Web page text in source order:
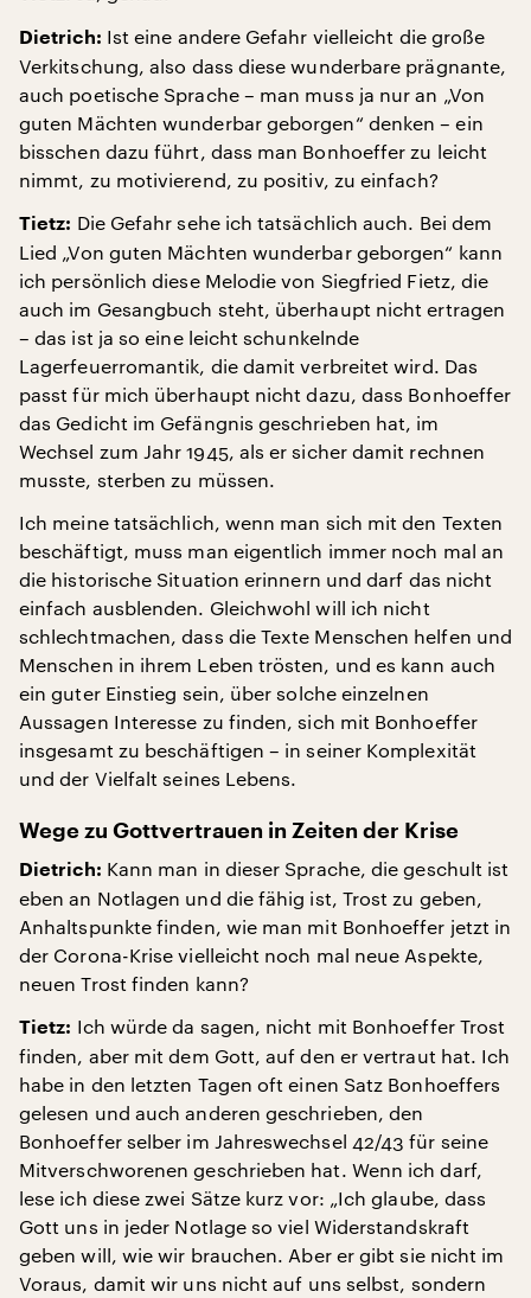
Dietrich: Ist eine andere Gefahr vielleicht die große
Verkitschung, also dass diese wunderbare prägnante,
auch poetische Sprache – man muss ja nur an „Von
guten Mächten wunderbar geborgen“ denken – ein
bisschen dazu führt, dass man Bonhoeffer zu leicht
nimmt, zu motivierend, zu positiv, zu einfach?
Tietz: Die Gefahr sehe ich tatsächlich auch. Bei dem
Lied „Von guten Mächten wunderbar geborgen“ kann
ich persönlich diese Melodie von Siegfried Fietz, die
auch im Gesangbuch steht, überhaupt nicht ertragen
– das ist ja so eine leicht schunkelnde
Lagerfeuerromantik, die damit verbreitet wird. Das
passt für mich überhaupt nicht dazu, dass Bonhoeffer
das Gedicht im Gefängnis geschrieben hat, im
Wechsel zum Jahr 1945, als er sicher damit rechnen
musste, sterben zu müssen.
Ich meine tatsächlich, wenn man sich mit den Texten
beschäftigt, muss man eigentlich immer noch mal an
die historische Situation erinnern und darf das nicht
einfach ausblenden. Gleichwohl will ich nicht
schlechtmachen, dass die Texte Menschen helfen und
Menschen in ihrem Leben trösten, und es kann auch
ein guter Einstieg sein, über solche einzelnen
Aussagen Interesse zu finden, sich mit Bonhoeffer
insgesamt zu beschäftigen – in seiner Komplexität
und der Vielfalt seines Lebens.
Wege zu Gottvertrauen in Zeiten der Krise
Dietrich: Kann man in dieser Sprache, die geschult ist
eben an Notlagen und die fähig ist, Trost zu geben,
Anhaltspunkte finden, wie man mit Bonhoeffer jetzt in
der Corona-Krise vielleicht noch mal neue Aspekte,
neuen Trost finden kann?
Tietz: Ich würde da sagen, nicht mit Bonhoeffer Trost
finden, aber mit dem Gott, auf den er vertraut hat. Ich
habe in den letzten Tagen oft einen Satz Bonhoeffers
gelesen und auch anderen geschrieben, den
Bonhoeffer selber im Jahreswechsel 42/43 für seine
Mitverschworenen geschrieben hat. Wenn ich darf,
lese ich diese zwei Sätze kurz vor: „Ich glaube, dass
Gott uns in jeder Notlage so viel Widerstandskraft
geben will, wie wir brauchen. Aber er gibt sie nicht im
Voraus, damit wir uns nicht auf uns selbst, sondern